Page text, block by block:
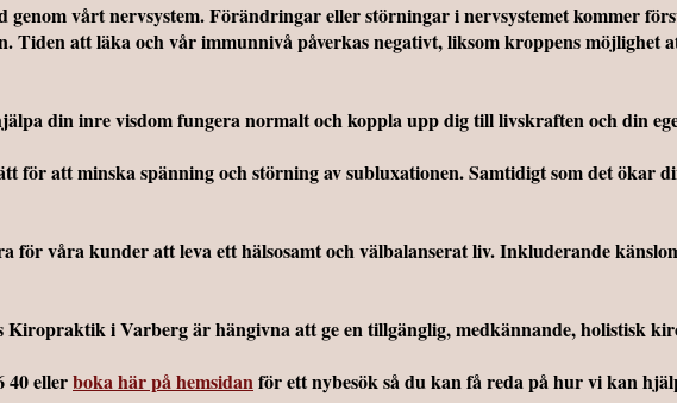
genom vårt nervsystem. Förändringar eller störningar i nervsystemet kommer
Tiden att läka och vår immunnivå påverkas negativt, liksom kroppens möjlighet
din inre visdom fungera normalt och koppla upp dig till livskraften och din
för att minska spänning och störning av subluxationen. Samtidigt som det ökar
för våra kunder att leva ett hälsosamt och välbalanserat liv. Inkluderande
Kiropraktik i Varberg är hängivna att ge en tillgänglig, medkännande, holistisk
40 ellerboka här på hemsidanför ett nybesök så du kan få reda på hur vi kan